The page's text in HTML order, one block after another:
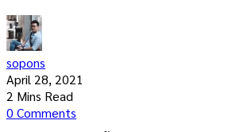
sopons
April 28, 2021
2 Mins Read
0 Comments